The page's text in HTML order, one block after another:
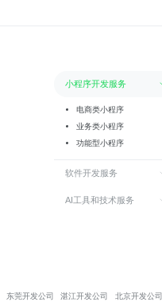
小程序开发服务
电商类小程序
业务类小程序
功能型小程序
软件开发服务
AI工具和技术服务
东莞开发公司 湛江开发公司 北京开发公司